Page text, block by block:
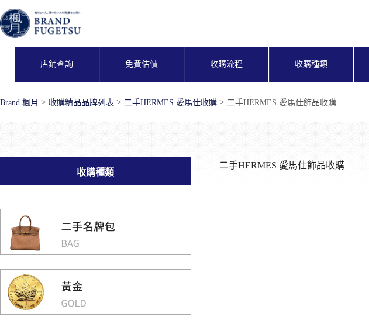
至
主
店鋪查詢 免費估價 收購流程 收購種類
Brand 楓月 > 收購精品品牌列表 > 二手HERMES 愛馬仕收購 > 二手HERMES 愛馬仕飾品收購
二手HERMES 愛馬仕飾品收購
收購種類